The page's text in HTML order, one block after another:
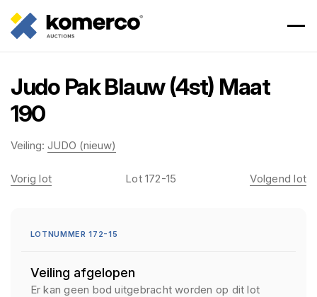
Judo Pak Blauw (4st) Maat
190
Veiling: JUDO (nieuw)
Vorig lot Lot 172-15 Volgend lot
LOTNUMMER 172-15
Veiling afgelopen
Er kan geen bod uitgebracht worden op dit lot